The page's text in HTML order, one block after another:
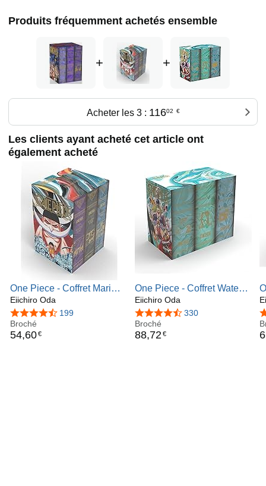
Produits fréquemment achetés ensemble
+ +
Acheter les 3 : 11602 €
Les clients ayant acheté cet article ont
également acheté
One Piece - Coffret Marine
Ford (Tomes 54 à 61)
Eiichiro Oda
4,7 sur 5 étoiles
199
Broché
54,60€
One Piece - Coffret Water
Seven (Tomes 33 à 45)
Eiichiro Oda
4,7 sur 5 étoiles
330
Broché
88,72€ 6